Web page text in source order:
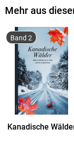
Nichts aufgetaucht
den Wäldern der
Guthrie tot
den Wänden und
auf einen
die beiden Fälle
Cardinal und
selbsternannten
Mehr aus
Band 2
Kanadische